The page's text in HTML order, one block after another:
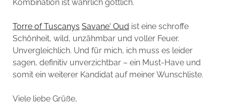
Kombination ist wahrlich göttlich.
Torre of Tuscanys Savane‘ Oud ist eine schroffe
Schönheit, wild, unzähmbar und voller Feuer.
Unvergleichlich. Und für mich, ich muss es leider
sagen, definitiv unverzichtbar – ein Must-Have und
somit ein weiterer Kandidat auf meiner Wunschliste.
Viele liebe Grüße,